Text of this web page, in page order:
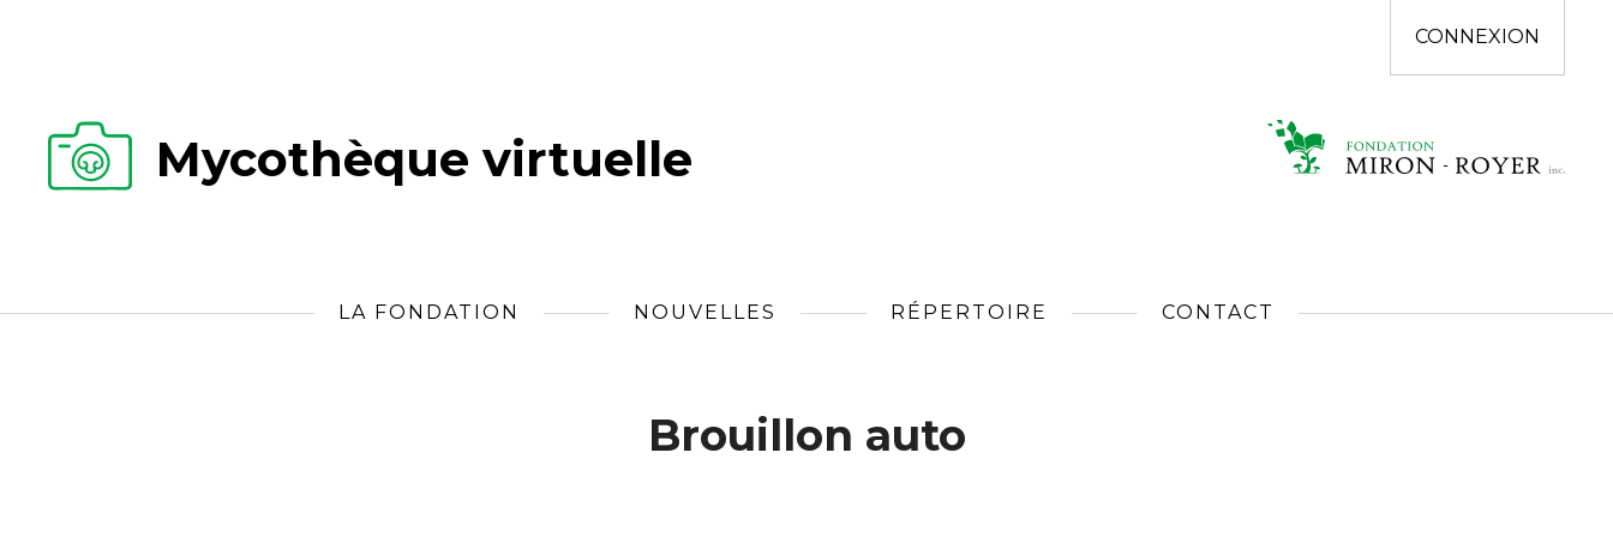
CONNEXION
Mycothèque virtuelle
LA FONDATION NOUVELLES RÉPERTOIRE CONTACT
Brouillon auto